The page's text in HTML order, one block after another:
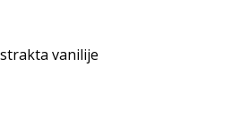
vanilije